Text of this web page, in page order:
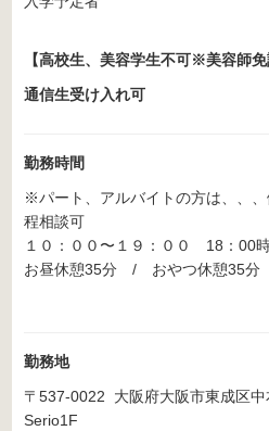
【高校生、美容学生不可※美容師免
通信生受け入れ可
勤務時間
※パート、アルバイトの方は、、
程相談可
１０：００〜１９：００ 18：00
お昼休憩35分 / おやつ休憩35分
勤務地
〒537-0022 大阪府大阪市東成区
Serio1F